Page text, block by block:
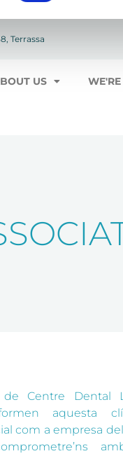
Terrassa
US
de Centre Dental
aquesta
com a empresa